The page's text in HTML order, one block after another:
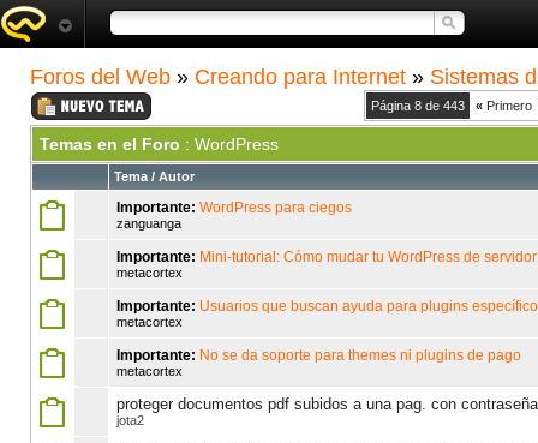
Foros del Web » Creando para Internet » Sistemas
Página 8 de 443 « Primero
Temas en el Foro : WordPress
Tema / Autor
Importante: WordPress para ciegos
zanguanga
Importante: Mini-tutorial: Cómo mudar tu WordPress de servidor
metacortex
Importante: Usuarios que buscan ayuda para plugins
metacortex
Importante: No se da soporte para themes ni plugins de pago
metacortex
proteger documentos pdf subidos a una pag. con contraseña
jota2